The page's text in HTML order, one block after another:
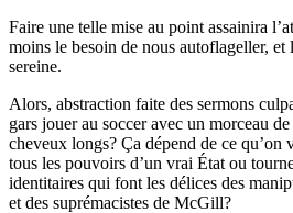
Faire une telle mise au point assainira
moins le besoin de nous autoflageller, et
sereine.
Alors, abstraction faite des sermons
gars jouer au soccer avec un morceau
cheveux longs? Ça dépend de ce qu’on
tous les pouvoirs d’un vrai État ou
identitaires qui font les délices des
et des suprémacistes de McGill?